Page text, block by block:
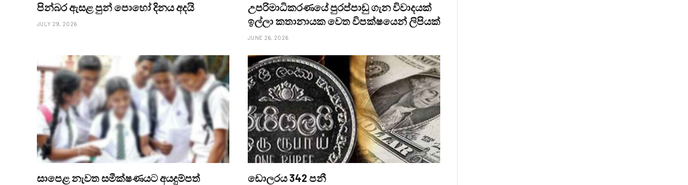
පින්බර ඇසළ පුන් පොහෝ දිනය අදයි
JULY 29, 2026
උපරිමාධිකරණයේ පුරප්පාඩු ගැන විවාදයක්
ඉල්ලා කතානායක වෙත විපක්ෂයෙන් ලිපියක්
JUNE 26, 2026
සාපෙළ නැවත සමීක්ෂණයට අයදුම්පත්
ඩොලරය 342 පනී